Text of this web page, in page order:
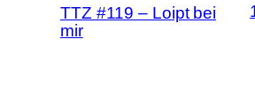
TTZ #119 – Loipt bei
mir